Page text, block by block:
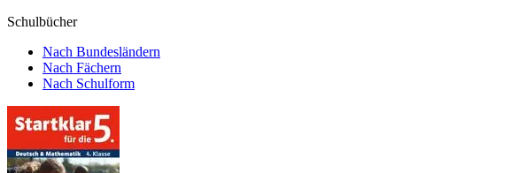
Schulbücher
Nach Bundesländern
Nach Fächern
Nach Schulform